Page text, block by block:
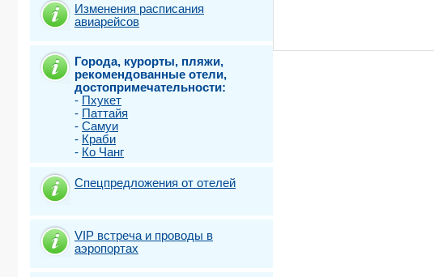
Изменения расписания
авиарейсов
Города, курорты, пляжи,
рекомендованные отели,
достопримечательности:
- Пхукет
- Паттайя
- Самуи
- Краби
- Ко Чанг
Спецпредложения от отелей
VIP встреча и проводы в
аэропортах